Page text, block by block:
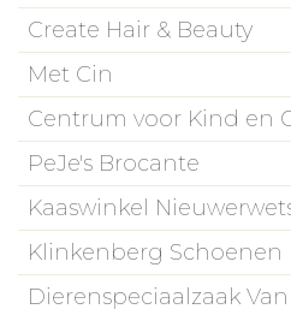
Create Hair & Beauty
Met Cin
Centrum voor Kind en
PeJe's Brocante
Kaaswinkel
Klinkenberg Schoenen
Dierenspeciaalzaak